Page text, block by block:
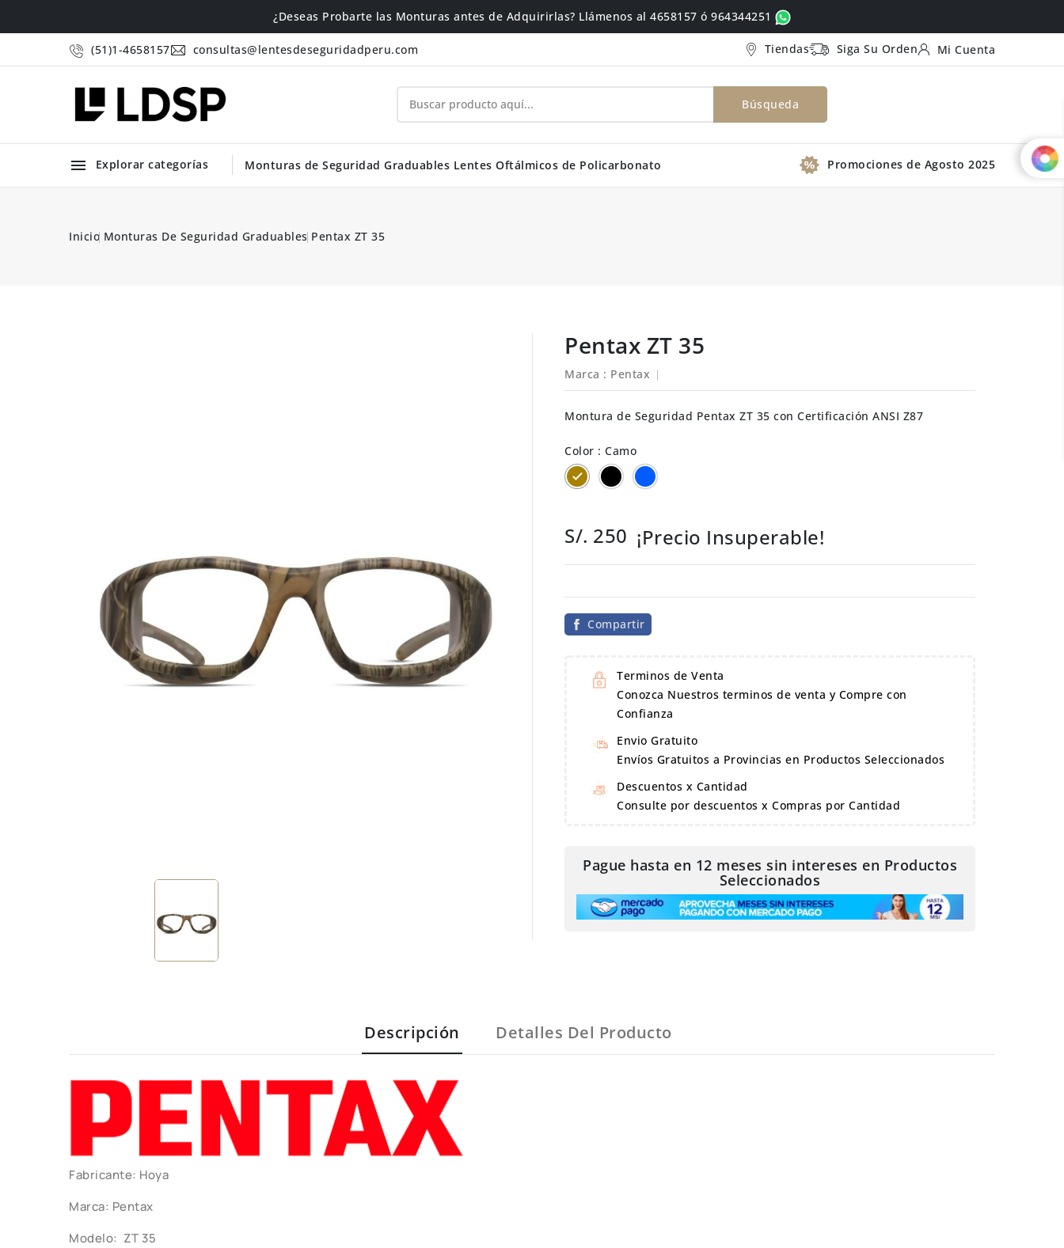
¿Deseas Probarte las Monturas antes de Adquirirlas? Llámenos al 4658157 ó 964344251
(51)1-4658157 consultas@lentesdeseguridadperu.com Tiendas Siga Su Orden Mi Cuenta
Búsqueda

Explorar categorías
Monturas de Seguridad Graduables Lentes Oftálmicos de Policarbonato Promociones de Agosto 2025
Inicio Monturas De Seguridad Graduables Pentax ZT 35
Pentax ZT 35
Marca : Pentax
Montura de Seguridad Pentax ZT 35 con Certificación ANSI Z87
Color : Camo
CamoMatte
Gray
(Black
Trim)
Shiny
Black
(Blue
S/. 250 ¡Precio Insuperable!
Compartir
Terminos de Venta
Conozca Nuestros terminos de venta y Compre con
Confianza
Envio Gratuito
Envíos Gratuitos a Provincias en Productos Seleccionados
Descuentos x Cantidad
Consulte por descuentos x Compras por Cantidad
Pague hasta en 12 meses sin intereses en Productos
Seleccionados
Descripción Detalles Del Producto
Fabricante: Hoya
Marca: Pentax
Modelo: ZT 35